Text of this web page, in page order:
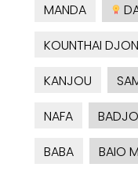
MANDA
KOUNTHAI
KANJOU
NAFA
BADJO
BABA
BAIO